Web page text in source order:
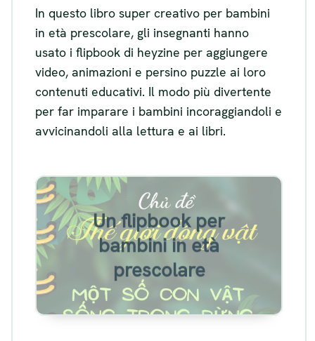
In questo libro super creativo per bambini
in età prescolare, gli insegnanti hanno
usato i flipbook di heyzine per aggiungere
video, animazioni e persino puzzle ai loro
contenuti educativi. Il modo più divertente
per far imparare i bambini incoraggiandoli e
avvicinandoli alla lettura e ai libri.
Un flipbook per
bambini in età
prescolare
Esempio di flipbook per
bambini in età prescolare
Visualizza